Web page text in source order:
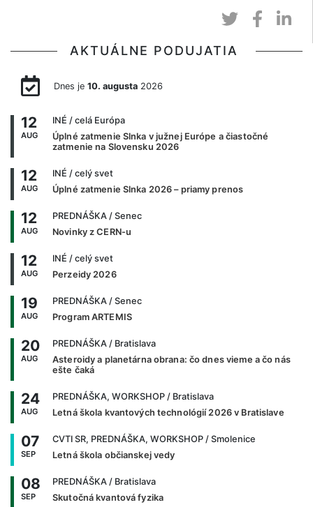
AKTUÁLNE PODUJATIA
Dnes je 10. augusta2026
12
AUG
INÉ / celá Európa
Úplné zatmenie Slnka v južnej Európe a čiastočné
zatmenie na Slovensku 2026
12
AUG
INÉ / celý svet
Úplné zatmenie Slnka 2026 – priamy prenos
12
AUG
PREDNÁŠKA / Senec
Novinky z CERN-u
12
AUG
INÉ / celý svet
Perzeidy 2026
19
AUG
PREDNÁŠKA / Senec
Program ARTEMIS
20
AUG
PREDNÁŠKA / Bratislava
Asteroidy a planetárna obrana: čo dnes vieme a čo nás
ešte čaká
24
AUG
PREDNÁŠKA, WORKSHOP / Bratislava
Letná škola kvantových technológií 2026 v Bratislave
07
SEP
CVTI SR, PREDNÁŠKA, WORKSHOP / Smolenice
Letná škola občianskej vedy
08
SEP
PREDNÁŠKA / Bratislava
Skutočná kvantová fyzika